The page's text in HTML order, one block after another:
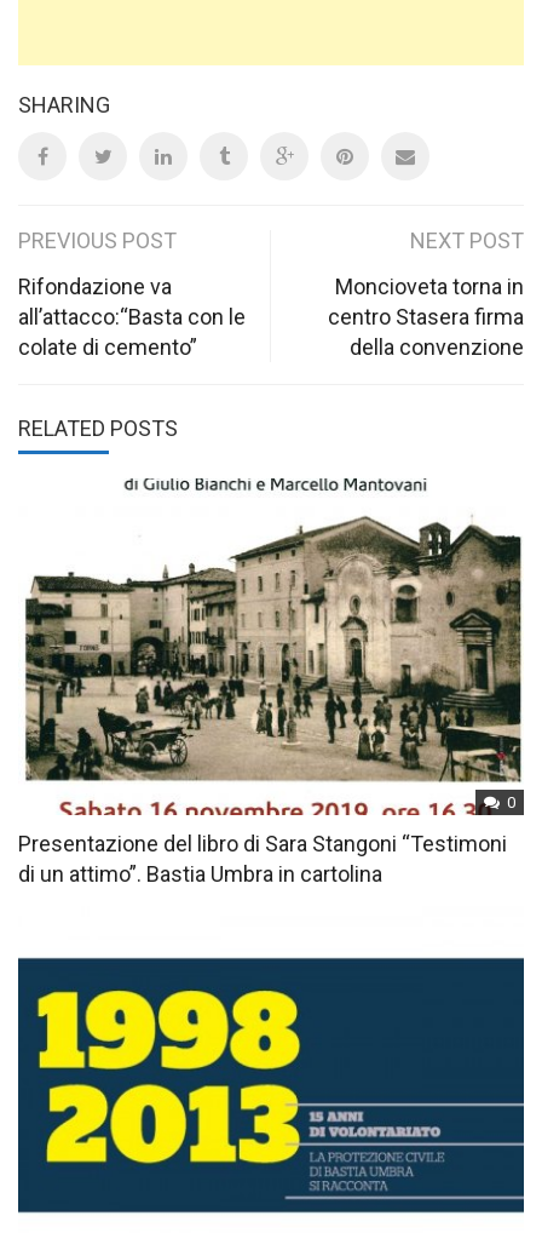
SHARING
Post
navigation
PREVIOUS POST
Rifondazione va
all’attacco:“Basta con le
colate di cemento”
NEXT POST
Moncioveta torna in
centro Stasera firma
della convenzione
RELATED POSTS
0
Presentazione del libro di Sara Stangoni “Testimoni
di un attimo”. Bastia Umbra in cartolina